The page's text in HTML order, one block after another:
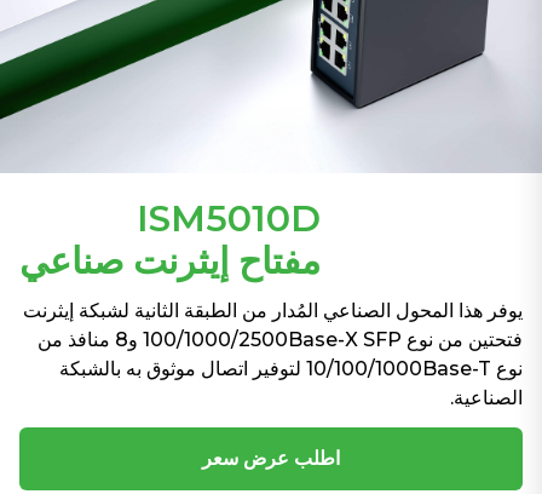
ISM5010D
مفتاح إيثرنت صناعي
يوفر هذا المحول الصناعي المُدار من الطبقة الثانية لشبكة إيثرنت
فتحتين من نوع 100/1000/2500Base-X SFP و8 منافذ من
نوع 10/100/1000Base-T لتوفير اتصال موثوق به بالشبكة
الصناعية.
اطلب عرض سعر